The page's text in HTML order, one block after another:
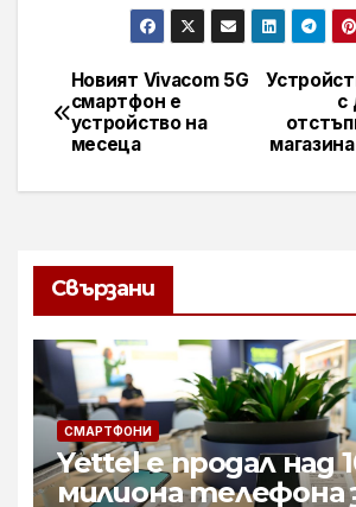
Навигация
с
Новият Vivacom 5G
смартфон е
устройство на
месеца
Свързани
СМАРТФОНИ
Yettel е продал над
милиона телефона